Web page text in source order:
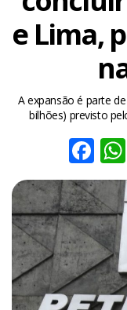
e Lima,
A expansão é parte
bilhões) previsto